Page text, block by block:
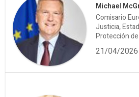
Michael
Comisario
Justicia,
Protección
21/04/2026